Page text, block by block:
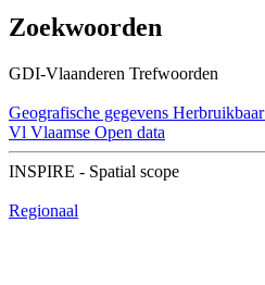
Zoekwoorden
GDI-Vlaanderen Trefwoorden
Geografische gegevens Herbruikbaar
Vl Vlaamse Open data
INSPIRE - Spatial scope
Regionaal